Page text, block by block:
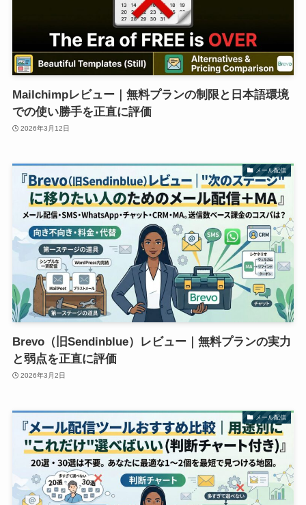
Mailchimpレビュー｜無料プランの制限と日本語環境
での使い勝手を正直に評価
2026年3月12日
メール配信
Brevo（旧Sendinblue）レビュー｜無料プランの実力
と弱点を正直に評価
2026年3月2日
メール配信